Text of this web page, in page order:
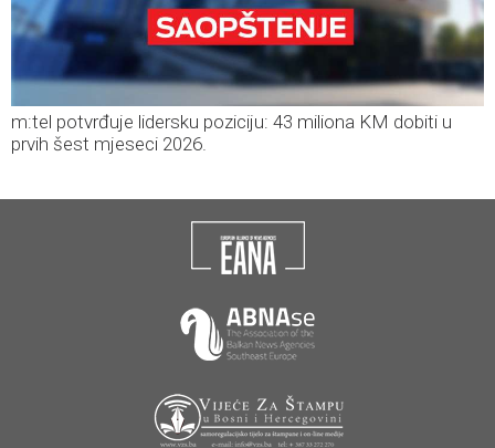
m:tel potvrđuje lidersku poziciju: 43 miliona KM dobiti u
prvih šest mjeseci 2026.